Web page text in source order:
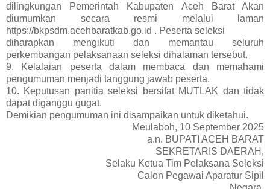
dilingkungan Pemerintah Kabupaten Aceh Barat Akan
diumumkan secara resmi melalui laman
https://bkpsdm.acehbaratkab.go.id . Peserta seleksi
diharapkan mengikuti dan memantau seluruh
perkembangan pelaksanaan seleksi dihalaman tersebut.
9. Kelalaian peserta dalam membaca dan memahami
pengumuman menjadi tanggung jawab peserta.
10. Keputusan panitia seleksi bersifat MUTLAK dan tidak
dapat diganggu gugat.
Demikian pengumuman ini disampaikan untuk diketahui.
Meulaboh, 10 September 2025
a.n. BUPATI ACEH BARAT
SEKRETARIS DAERAH,
Selaku Ketua Tim Pelaksana Seleksi
Calon Pegawai Aparatur Sipil